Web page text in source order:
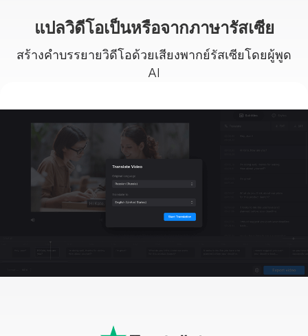
แปลวิดีโอเป็นหรือจากภาษารัสเซีย
สร้างคำบรรยายวิดีโอด้วยเสียงพากย์รัสเซียโดยผู้พูด
AI